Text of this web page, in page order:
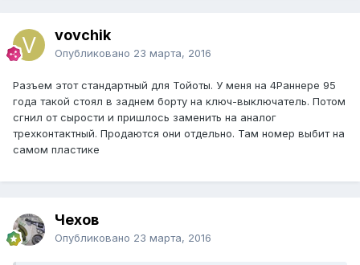
vovchik
Опубликовано 23 марта, 2016
Разъем этот стандартный для Тойоты. У меня на 4Раннере 95
года такой стоял в заднем борту на ключ-выключатель. Потом
сгнил от сырости и пришлось заменить на аналог
трехконтактный. Продаются они отдельно. Там номер выбит на
самом пластике
Чехов
Опубликовано 23 марта, 2016